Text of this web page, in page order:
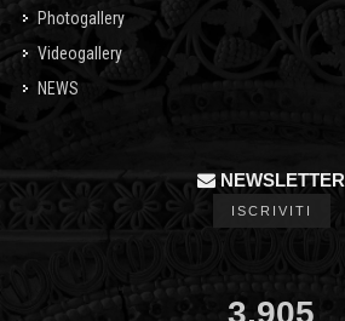
Photogallery
Videogallery
NEWS
NEWSLETTER
ISCRIVITI
3,905